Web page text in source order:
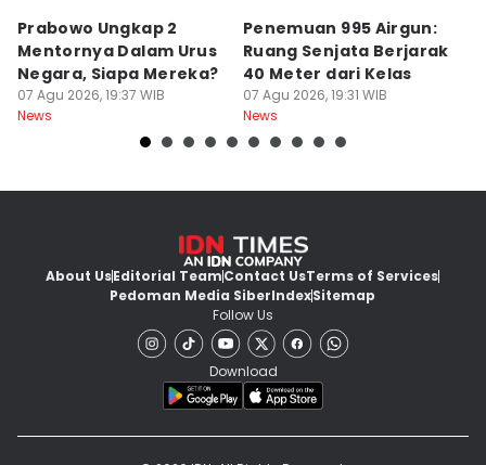
Prabowo Ungkap 2
Mentornya Dalam Urus
Negara, Siapa Mereka?
07 Agu 2026, 19:37 WIB
News
Penemuan 995 Airgun:
Ruang Senjata Berjarak
40 Meter dari Kelas
07 Agu 2026, 19:31 WIB
News
About UsEditorial TeamContact UsTerms of Services
Pedoman Media SiberIndexSitemap
Follow Us
Download